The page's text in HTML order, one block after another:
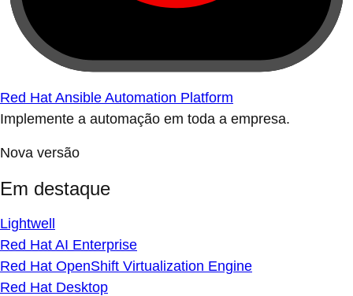
Red Hat Ansible Automation Platform
Implemente a automação em toda a empresa.
Nova versão
Em destaque
Lightwell
Red Hat AI Enterprise
Red Hat OpenShift Virtualization Engine
Red Hat Desktop